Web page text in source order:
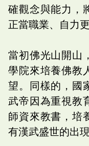
確觀念與能力，
正當職業、自力
當初佛光山開山
學院來培養佛教
望。同樣的，國
武帝因為重視教
師資來教書，培
有漢武盛世的出現